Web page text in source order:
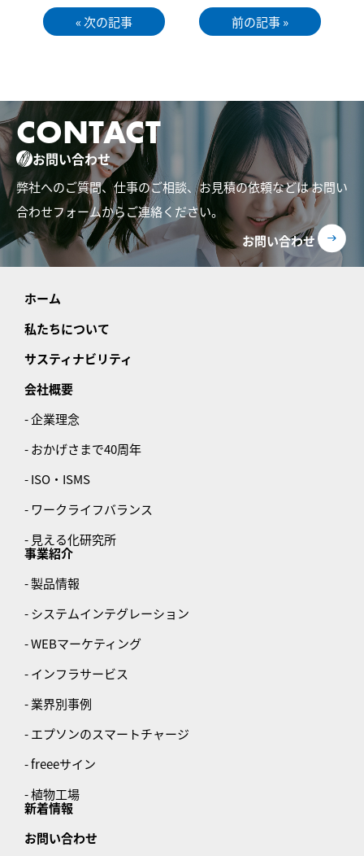
« 次の記事 前の記事 »
CONTACT
お問い合わせ
弊社へのご質問、仕事のご相談、お見積の依頼などはお問い
合わせフォームからご連絡ください。
お問い合わせ
ホーム
私たちについて
サスティナビリティ
会社概要
- 企業理念
- おかげさまで40周年
- ISO・ISMS
- ワークライフバランス
- 見える化研究所
事業紹介
- 製品情報
- システムインテグレーション
- WEBマーケティング
- インフラサービス
- 業界別事例
- エプソンのスマートチャージ
- freeeサイン
- 植物工場
新着情報
お問い合わせ